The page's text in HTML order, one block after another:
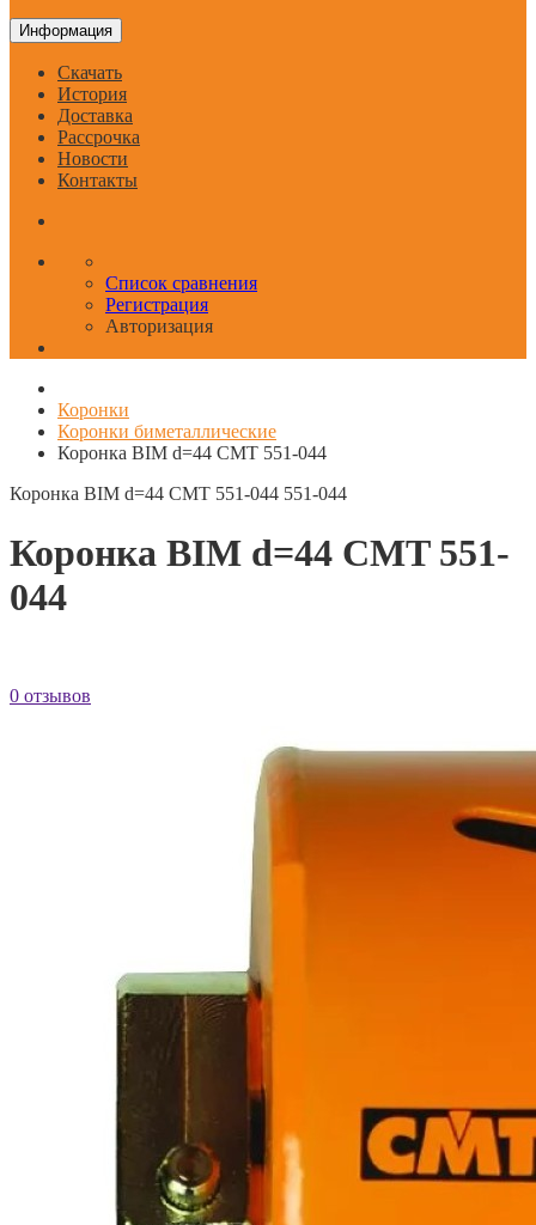
Информация
Скачать
История
Доставка
Рассрочка
Новости
Контакты
Список сравнения
Регистрация
Авторизация
Коронки
Коронки биметаллические
Коронка BIM d=44 CMT 551-044
Коронка BIM d=44 CMT 551-044 551-044
Коронка BIM d=44 CMT 551-
044
0 отзывов